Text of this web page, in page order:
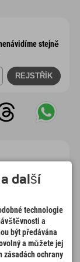
stejně
km
další
technologie
a
být předávána
a můžete jej
ochrany